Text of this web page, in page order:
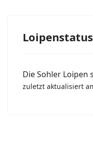
Loipenstatus
Die Sohler Loipen
zuletzt aktualisiert